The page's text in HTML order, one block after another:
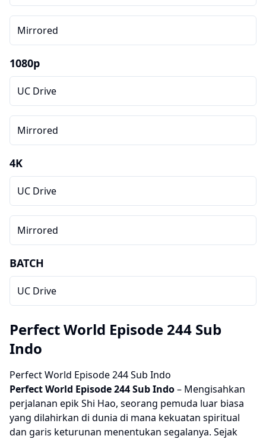
Mirrored
1080p
UC Drive
Mirrored
4K
UC Drive
Mirrored
BATCH
UC Drive
Perfect World Episode 244 Sub
Indo
Perfect World Episode 244 Sub Indo
Perfect World Episode 244 Sub Indo– Mengisahkan
perjalanan epik Shi Hao, seorang pemuda luar biasa
yang dilahirkan di dunia di mana kekuatan spiritual
dan garis keturunan menentukan segalanya. Sejak